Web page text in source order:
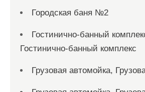
Городская баня №2
Гостинично-банный
Гостинично-банный комплекс
Грузовая автомойка,